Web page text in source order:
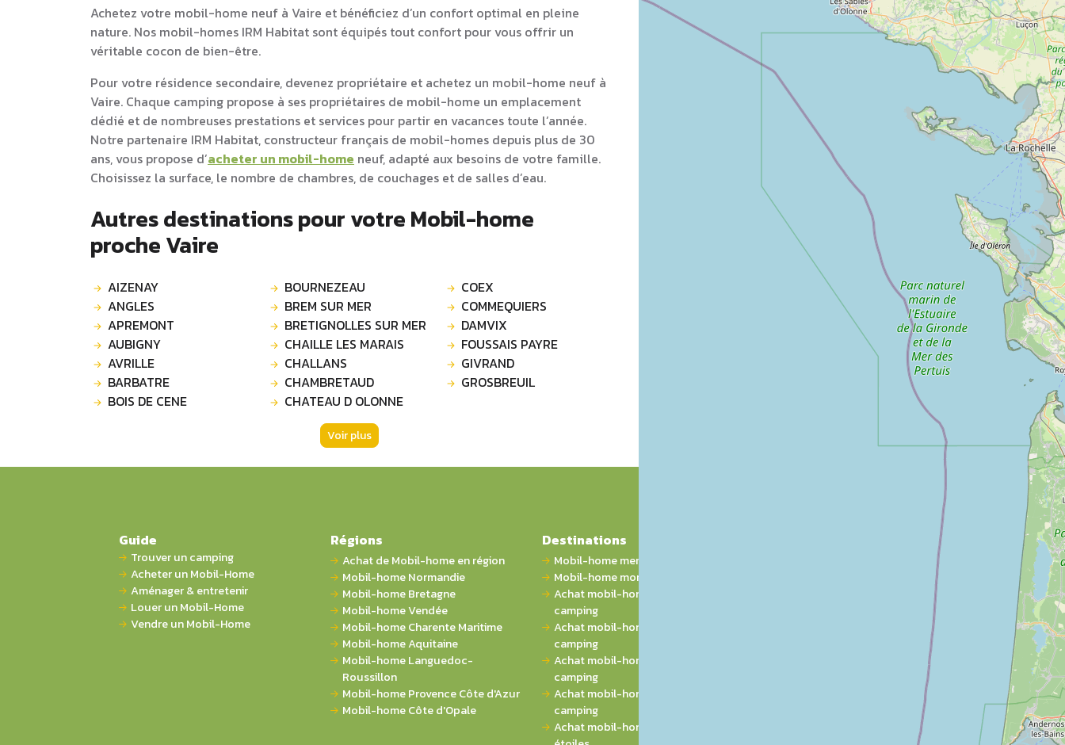
Achetez votre mobil-home neuf à Vaire et bénéficiez d’un confort optimal en pleine
nature. Nos mobil-homes IRM Habitat sont équipés tout confort pour vous offrir un
véritable cocon de bien-être.
Pour votre résidence secondaire, devenez propriétaire et achetez un mobil-home neuf à
Vaire. Chaque camping propose à ses propriétaires de mobil-home un emplacement
dédié et de nombreuses prestations et services pour partir en vacances toute l’année.
Notre partenaire IRM Habitat, constructeur français de mobil-homes depuis plus de 30
ans, vous propose d’acheter un mobil-home neuf, adapté aux besoins de votre famille.
Choisissez la surface, le nombre de chambres, de couchages et de salles d’eau.
Autres destinations pour votre Mobil-home
proche Vaire
AIZENAY
ANGLES
APREMONT
AUBIGNY
AVRILLE
BARBATRE
BOIS DE CENE
BOURNEZEAU
BREM SUR MER
BRETIGNOLLES SUR MER
CHAILLE LES MARAIS
CHALLANS
CHAMBRETAUD
CHATEAU D OLONNE
COEX
COMMEQUIERS
DAMVIX
FOUSSAIS PAYRE
GIVRAND
GROSBREUIL
Voir plus
Guide
Trouver un camping
Acheter un Mobil-Home
Aménager & entretenir
Louer un Mobil-Home
Vendre un Mobil-Home
Régions
Achat de Mobil-home en région
Mobil-home Normandie
Mobil-home Bretagne
Mobil-home Vendée
Mobil-home Charente Maritime
Mobil-home Aquitaine
Mobil-home Languedoc-
Roussillon
Mobil-home Provence Côte d'Azur
Mobil-home Côte d'Opale
Destinations
Mobil-home mer
Mobil-home montagne
Achat mobil-home 1 chambre sur
camping
Achat mobil-home 2 chambres sur
camping
Achat mobil-home 3 chambres sur
camping
Achat mobil-home 4 chambres sur
camping
Achat mobil-home sur camping 5